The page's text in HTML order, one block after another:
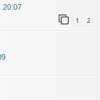
20:07
1 2